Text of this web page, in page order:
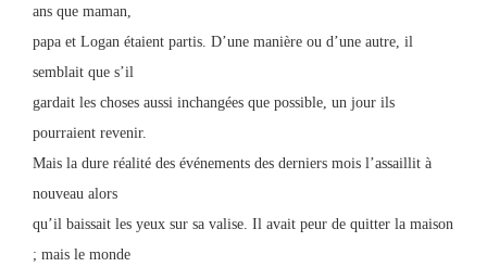
ans que maman,
papa et Logan étaient partis. D’une manière ou d’une autre, il
semblait que s’il
gardait les choses aussi inchangées que possible, un jour ils
pourraient revenir.
Mais la dure réalité des événements des derniers mois l’assaillit à
nouveau alors
qu’il baissait les yeux sur sa valise. Il avait peur de quitter la maison
; mais le monde